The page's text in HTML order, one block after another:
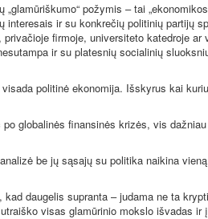
požymis – tai
interesais ir su konkrečių politinių partijų
privačioje firmoje, universiteto katedroje
ir su platesnių socialinių
politinė ekonomija. Išskyrus kai
globalinės finansinės krizės, vis
be jų sąsajų su politika naikina
daugelis supranta – judama ne ta
visas glamūrinio mokslo išvadas ir